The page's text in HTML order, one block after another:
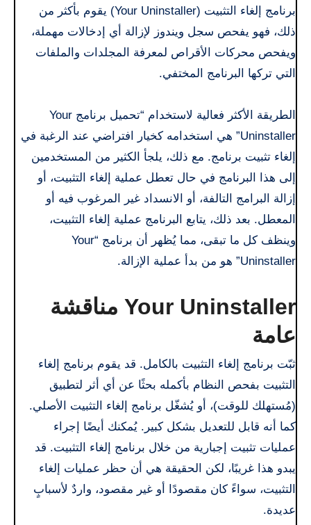
برنامج إلغاء التثبيت (Your Uninstaller) يقوم بأكثر من
ذلك، فهو يفحص سجل ويندوز لإزالة أي إدخالات مهملة،
ويفحص محركات الأقراص لمعرفة المجلدات والملفات
التي تركها البرنامج المختفي.
الطريقة الأكثر فعالية لاستخدام “تحميل برنامج Your
Uninstaller” هي استخدامه كخيار افتراضي عند الرغبة في
إلغاء تثبيت برنامج. مع ذلك، يلجأ الكثير من المستخدمين
إلى هذا البرنامج في حال تعطل عملية إلغاء التثبيت، أو
إزالة البرامج التالفة، أو الانسداد غير المرغوب فيه أو
المعطل. بعد ذلك، يتابع البرنامج عملية إلغاء التثبيت،
وينظف كل ما تبقى، مما يُظهر أن برنامج “Your
Uninstaller” هو من بدأ عملية الإزالة.
Your Uninstaller مناقشة
عامة
ثبّت برنامج إلغاء التثبيت بالكامل. قد يقوم برنامج إلغاء
التثبيت بفحص النظام بأكمله بحثًا عن أي أثر لتطبيق
(مُستهلك للوقت)، أو يُشغّل برنامج إلغاء التثبيت الأصلي.
كما أنه قابل للتعديل بشكل كبير. يُمكنك أيضًا إجراء
عمليات تثبيت إجبارية من خلال برنامج إلغاء التثبيت. قد
يبدو هذا غريبًا، لكن الحقيقة هي أن حظر عمليات إلغاء
التثبيت، سواءً كان مقصودًا أو غير مقصود، واردٌ لأسبابٍ
عديدة.